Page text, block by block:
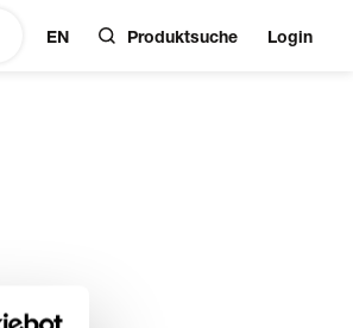
EN Produktsuche Login